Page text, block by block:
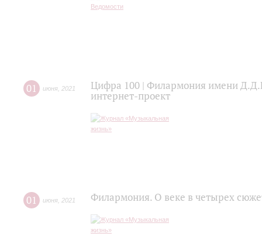
01 июня 2021
Цифра 100 | Филармония имени
интернет-проект
01 июня 2021 Филармония. О веке в четырех